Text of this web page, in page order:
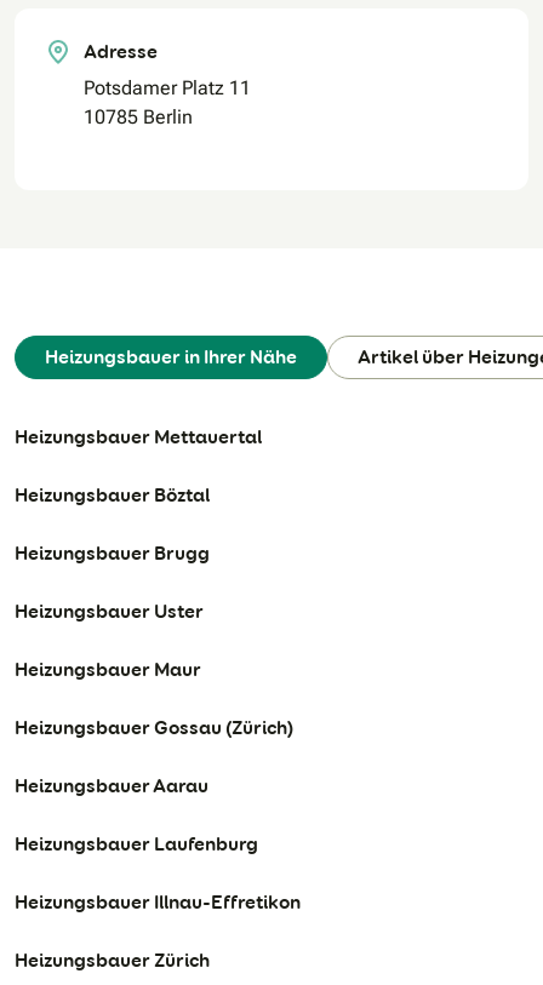
Adresse
Potsdamer Platz 11
10785 Berlin
Heizungsbauer in Ihrer Nähe Artikel über
Heizungsbauer Mettauertal
Heizungsbauer Böztal
Heizungsbauer Brugg
Heizungsbauer Uster
Heizungsbauer Maur
Heizungsbauer Gossau (Zürich)
Heizungsbauer Aarau
Heizungsbauer Laufenburg
Heizungsbauer Illnau-Effretikon
Heizungsbauer Zürich